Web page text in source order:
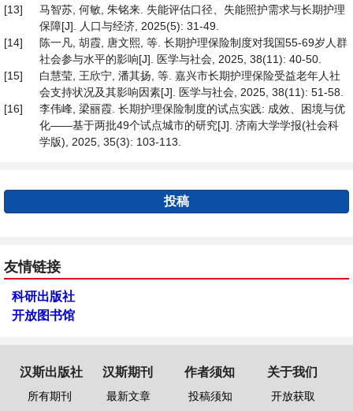
[13]
马智苏, 何敏, 朱铭来. 失能评估口径、失能照护需求与长期护理
保障[J]. 人口与经济, 2025(5): 31-49.
[14]
陈一凡, 胡霞, 唐文熙, 等. 长期护理保险制度对我国55-69岁人群
社会参与水平的影响[J]. 医学与社会, 2025, 38(11): 40-50.
[15]
白慧莹, 王欣宁, 潘其扬, 等. 嘉兴市长期护理保险受益老年人社
会支持状况及其影响因素[J]. 医学与社会, 2025, 38(11): 51-58.
[16]
李伟峰, 梁丽霞. 长期护理保险制度的试点实践: 成效、困境与优
化——基于两批49个试点城市的研究[J]. 济南大学学报(社会科
学版), 2025, 35(3): 103-113.
投稿
友情链接
科研出版社
开放图书馆
汉斯出版社
所有期刊
汉斯期刊
最新文章
作者须知
投稿须知
关于我们
开放获取